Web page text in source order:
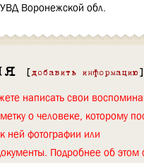
УВД Воронежской обл.
[ добавить информацию ]
написать свои
о человеке, которому
ней фотографии или
Подробнее об этом